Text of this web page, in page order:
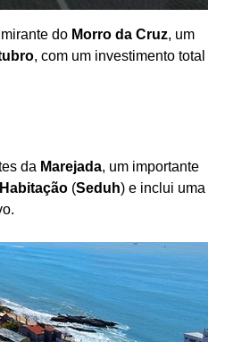
do Morro da Cruz, um
, com um investimento total
da Marejada, um importante
(Seduh) e inclui uma